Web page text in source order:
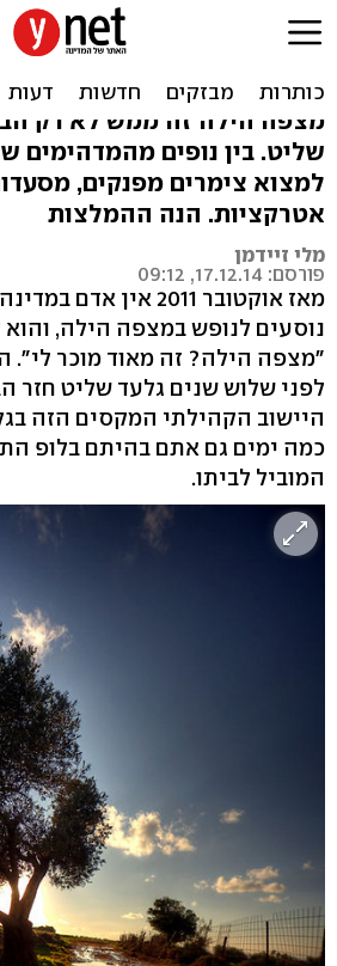
להתחבר לשקט של
מצפה הילה זה ממש לא רק
שליט. בין נופים מהמדהימים
למצוא צימרים מפנקים,
אטרקציות. הנה ההמלצות
מלי זיידמן
פורסם: 17.12.14, 09:12
מאז אוקטובר 2011
נוסעים לנופש במצפה הילה,
"מצפה הילה? זה מאוד מוכר לי".
לפני שלוש שנים גלעד שליט חזר
היישוב הקהילתי המקסים הזה
כמה ימים גם אתם בהיתם בלופ
המוביל לביתו.